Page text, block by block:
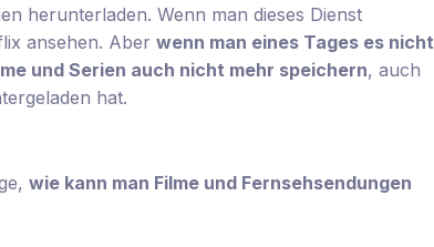
herunterladen. Wenn man dieses Dienst
ansehen. Aber wenn man eines Tages es nicht
und Serien auch nicht mehr speichern, auch
hat.
wie kann man Filme und Fernsehsendungen